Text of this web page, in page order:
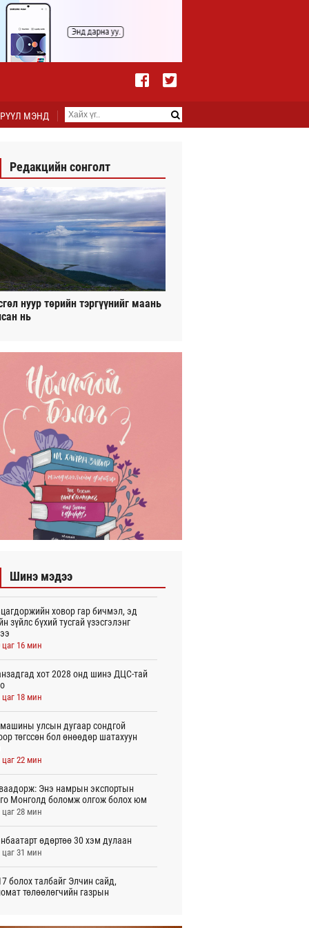
МЭНД
Редакцийн сонголт
нуур төрийн тэргүүнийг маань
нь
Шинэ мэдээ
ховор гар бичмэл, эд
зүйлс бүхий тусгай үзэсгэлэнг
цаг 16 мин
хот 2028 онд шинэ ДЦС-тай
цаг 18 мин
улсын дугаар сондгой
төгссөн бол өнөөдөр шатахуун
цаг 22 мин
Энэ намрын экспортын
Монголд боломж олгож болох юм
цаг 28 мин
өдөртөө 30 хэм дулаан
цаг 31 мин
болох талбайг Элчин сайд,
төлөөлөгчийн газрын